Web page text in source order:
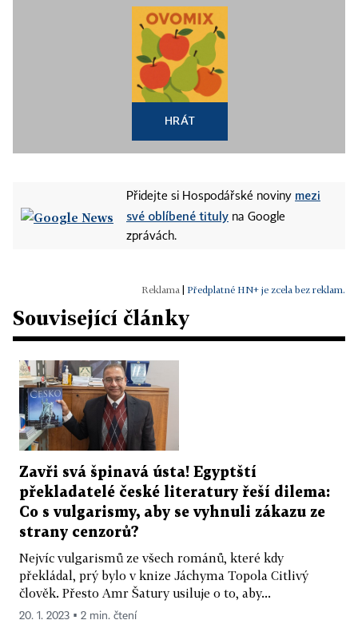
HRÁT
Přidejte si Hospodářské noviny mezi
své oblíbené tituly na Google
zprávách.
Předplatné HN+ je zcela bez reklam.
Související články
Zavři svá špinavá ústa! Egyptští
překladatelé české literatury řeší dilema:
Co s vulgarismy, aby se vyhnuli zákazu ze
strany cenzorů?
Nejvíc vulgarismů ze všech románů, které kdy
překládal, prý bylo v knize Jáchyma Topola Citlivý
člověk. Přesto Amr Šatury usiluje o to, aby...
20. 1. 2023 ▪ 2 min. čtení